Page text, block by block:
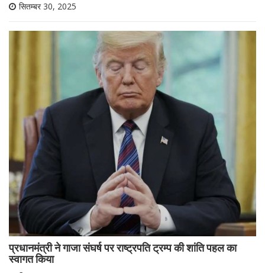
सितम्बर 30, 2025
प्रधानमंत्री ने गाजा संघर्ष पर राष्ट्रपति ट्रम्प की शांति पहल का
स्वागत किया